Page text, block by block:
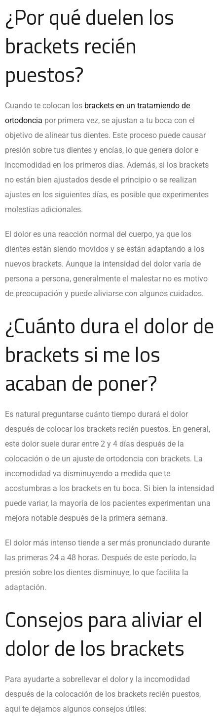
¿Por qué duelen los
brackets recién
puestos?
Cuando te colocan los brackets en un tratamiendo de
ortodoncia por primera vez, se ajustan a tu boca con el
objetivo de alinear tus dientes. Este proceso puede causar
presión sobre tus dientes y encías, lo que genera dolor e
incomodidad en los primeros días. Además, si los brackets
no están bien ajustados desde el principio o se realizan
ajustes en los siguientes días, es posible que experimentes
molestias adicionales.
El dolor es una reacción normal del cuerpo, ya que los
dientes están siendo movidos y se están adaptando a los
nuevos brackets. Aunque la intensidad del dolor varía de
persona a persona, generalmente el malestar no es motivo
de preocupación y puede aliviarse con algunos cuidados.
¿Cuánto dura el dolor de
brackets si me los
acaban de poner?
Es natural preguntarse cuánto tiempo durará el dolor
después de colocar los brackets recién puestos. En general,
este dolor suele durar entre 2 y 4 días después de la
colocación o de un ajuste de ortodoncia con brackets. La
incomodidad va disminuyendo a medida que te
acostumbras a los brackets en tu boca. Si bien la intensidad
puede variar, la mayoría de los pacientes experimentan una
mejora notable después de la primera semana.
El dolor más intenso tiende a ser más pronunciado durante
las primeras 24 a 48 horas. Después de este período, la
presión sobre los dientes disminuye, lo que facilita la
adaptación.
Consejos para aliviar el
dolor de los brackets
Para ayudarte a sobrellevar el dolor y la incomodidad
después de la colocación de los brackets recién puestos,
aquí te dejamos algunos consejos útiles: